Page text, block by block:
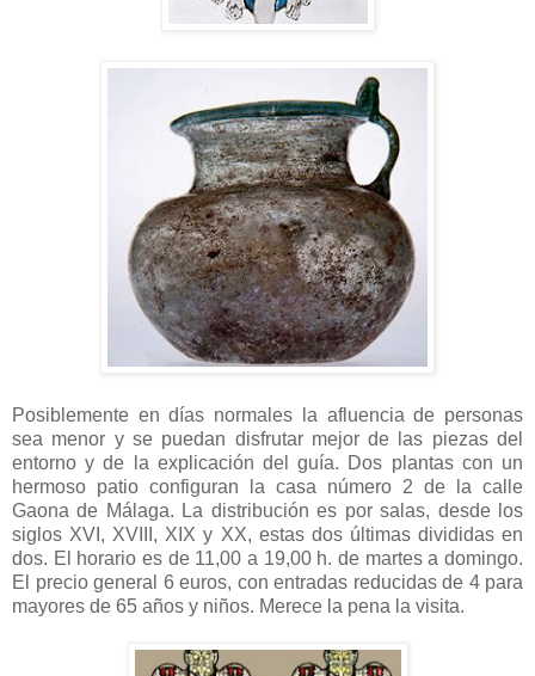
Posiblemente en días normales la afluencia de personas
sea menor y se puedan disfrutar mejor de las piezas del
entorno y de la explicación del guía. Dos plantas con un
hermoso patio configuran la casa número 2 de la calle
Gaona de Málaga. La distribución es por salas, desde los
siglos XVI, XVIII, XIX y XX, estas dos últimas divididas en
dos. El horario es de 11,00 a 19,00 h. de martes a domingo.
El precio general 6 euros, con entradas reducidas de 4 para
mayores de 65 años y niños. Merece la pena la visita.